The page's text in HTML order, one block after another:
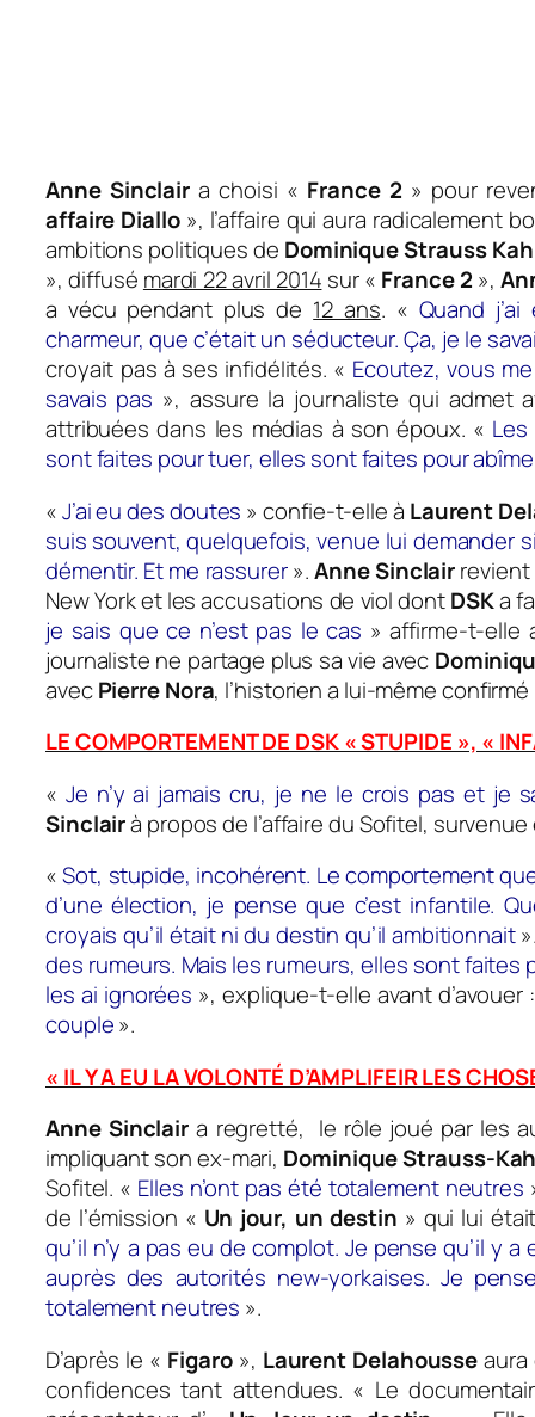
Anne Sinclair a choisi « France 2 » pour
affaire Diallo», l’affaire qui aura radicalement
ambitions politiques de Dominique Strauss
», diffusé mardi 22 avril 2014 sur « France 2 »,
a vécu pendant plus de 12 ans. « Quand
charmeur, que c’était un séducteur. Ça, je le
croyait pas à ses infidélités. « Ecoutez, vous
savais pas », assure la journaliste qui admet
attribuées dans les médias à son époux. «
sont faites pour tuer, elles sont faites pour
«J’ai eu des doutes » confie-t-elle à Laurent
suis souvent, quelquefois, venue lui demander
démentir. Et me rassurer».Anne Sinclair
New York et les accusations de viol dontDSKa
je sais que ce n’est pas le cas » affirme-t-elle
journaliste ne partage plus sa vie avec
avecPierre Nora, l’historien a lui-même
LE COMPORTEMENT DE DSK « STUPIDE », «
« Je n’y ai jamais cru, je ne le crois pas et je
Sinclairà propos de l’affaire du Sofitel,
«Sot, stupide, incohérent. Le comportement
d’une élection, je pense que c’est infantile.
croyais qu’il était ni du destin qu’il ambitionnait
des rumeurs. Mais les rumeurs, elles sont
les ai ignorées », explique-t-elle avant d’avouer
couple».
« IL Y A EU LA VOLONTÉ D’AMPLIFEIR LES
Anne Sinclair a regretté, le rôle joué par les
impliquant son ex-mari, Dominique Strauss-
Sofitel. « Elles n’ont pas été totalement neutres
de l’émission « Un jour, un destin » qui lui
qu’il n’y a pas eu de complot. Je pense qu’il y
auprès des autorités new-yorkaises. Je
totalement neutres ».
D’après le « Figaro», Laurent Delahousse
confidences tant attendues. « Le